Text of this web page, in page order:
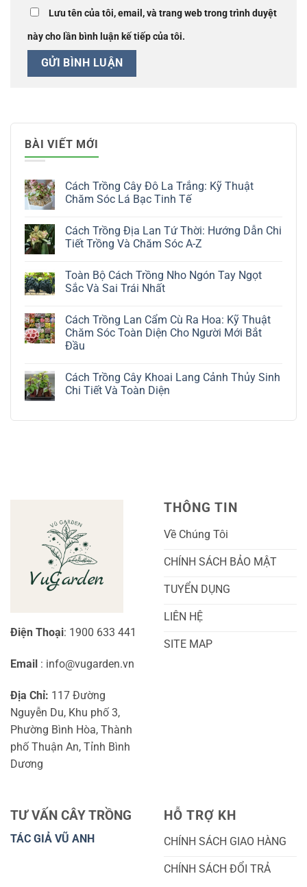
Lưu tên của tôi, email, và trang web trong trình duyệt
này cho lần bình luận kế tiếp của tôi.
BÀI VIẾT MỚI
Cách Trồng Cây Đô La Trắng: Kỹ Thuật
Chăm Sóc Lá Bạc Tinh Tế
bình
luận
Cây
Đô
La
Thuật
Chăm
Sóc
Lá
Tế
Cách Trồng Địa Lan Tứ Thời: Hướng Dẫn Chi
Tiết Trồng Và Chăm Sóc A-Z
bình
luận
ở
Địa
Lan
Tứ
Thời:
Chi
Tiết
Trồng
Toàn Bộ Cách Trồng Nho Ngón Tay Ngọt
Sắc Và Sai Trái Nhất
bình
luận
ở
Toàn
Trồng
Nho
Ngón
Cách Trồng Lan Cẩm Cù Ra Hoa: Kỹ Thuật
Chăm Sóc Toàn Diện Cho Người Mới Bắt
Đầu
bình
luận
ở
Lan
Cho
Người
Mới
Bắt
Đầu
Cách Trồng Cây Khoai Lang Cảnh Thủy Sinh
Chi Tiết Và Toàn Diện
bình
Chi
Tiết
Và
Toàn
Diện
Điện Thoại: 1900 633 441
Email : info@vugarden.vn
Địa Chỉ: 117 Đường
Nguyễn Du, Khu phố 3,
Phường Bình Hòa, Thành
phố Thuận An, Tỉnh Bình
Dương
THÔNG TIN
Về Chúng Tôi
CHÍNH SÁCH BẢO MẬT
TUYỂN DỤNG
LIÊN HỆ
SITE MAP
TƯ VẤN CÂY TRỒNG
TÁC GIẢ VŨ ANH
HỖ TRỢ KH
CHÍNH SÁCH GIAO HÀNG
CHÍNH SÁCH ĐỔI TRẢ